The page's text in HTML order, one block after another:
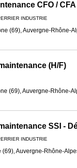
CFO / CFA
INDUSTRIE
(69), Auvergne-Rhône-
(H/F)
(69), Auvergne-Rhône-
INDUSTRIE
(69), Auvergne-Rhône-